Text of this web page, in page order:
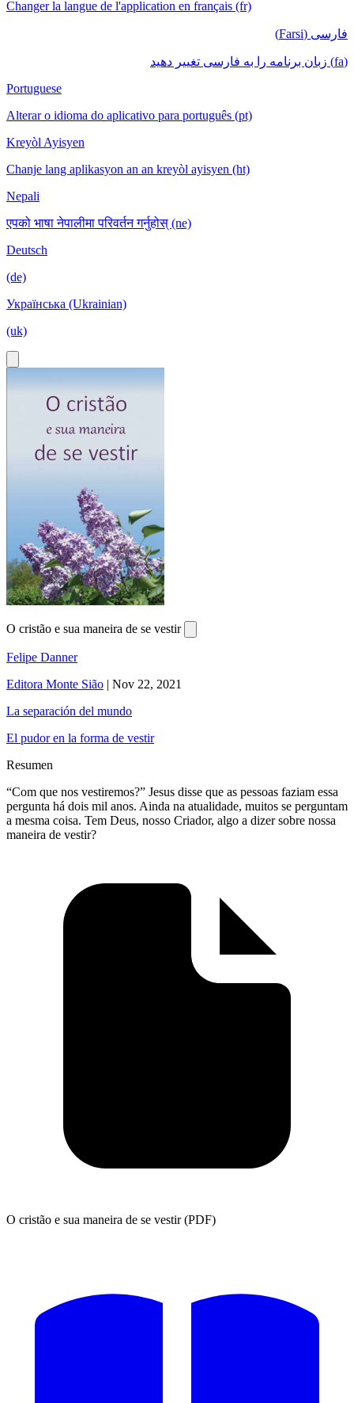
Changer la langue de l'application en français (fr)
فارسی (Farsi)
(fa) زبان برنامه را به فارسی تغییر دهید
Portuguese
Alterar o idioma do aplicativo para português (pt)
Kreyòl Ayisyen
Chanje lang aplikasyon an an kreyòl ayisyen (ht)
Nepali
एपको भाषा नेपालीमा परिवर्तन गर्नुहोस् (ne)
Deutsch
(de)
Українська (Ukrainian)
(uk)
O cristão e sua maneira de se vestir
Felipe Danner
Editora Monte Sião | Nov 22, 2021
La separación del mundo
El pudor en la forma de vestir
Resumen
“Com que nos vestiremos?” Jesus disse que as pessoas faziam essa
pergunta há dois mil anos. Ainda na atualidade, muitos se perguntam
a mesma coisa. Tem Deus, nosso Criador, algo a dizer sobre nossa
maneira de vestir?
O cristão e sua maneira de se vestir (PDF)